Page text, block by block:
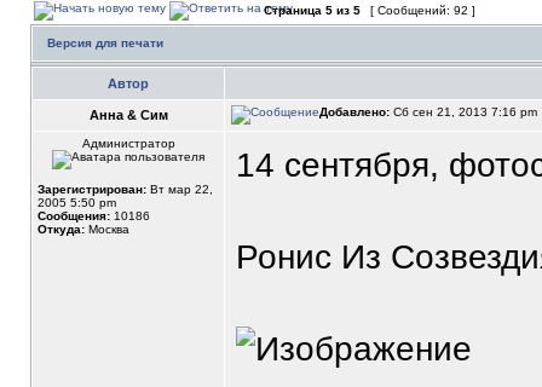
Страница 5 из 5 [ Сообщений: 92 ]
Версия для печати
Автор
Анна & Сим Добавлено: Сб сен 21, 2013 7:16 pm
Администратор
Зарегистрирован: Вт мар 22,
2005 5:50 pm
Сообщения: 10186
Откуда: Москва
14 сентября,
Ронис Из